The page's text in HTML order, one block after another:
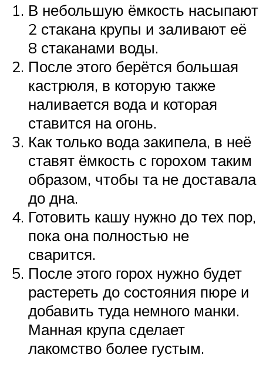
В небольшую ёмкость насыпают
2 стакана крупы и заливают её
8 стаканами воды.
После этого берётся большая
кастрюля, в которую также
наливается вода и которая
ставится на огонь.
Как только вода закипела, в неё
ставят ёмкость с горохом таким
образом, чтобы та не доставала
до дна.
Готовить кашу нужно до тех пор,
пока она полностью не
сварится.
После этого горох нужно будет
растереть до состояния пюре и
добавить туда немного манки.
Манная крупа сделает
лакомство более густым.